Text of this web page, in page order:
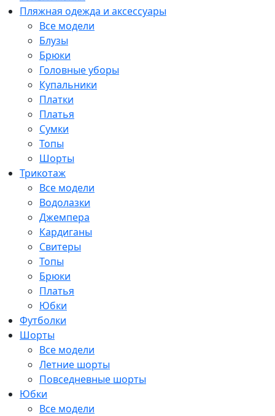
Пляжная одежда и аксессуары
Все модели
Блузы
Брюки
Головные уборы
Купальники
Платки
Платья
Сумки
Топы
Шорты
Трикотаж
Все модели
Водолазки
Джемпера
Кардиганы
Свитеры
Топы
Брюки
Платья
Юбки
Футболки
Шорты
Все модели
Летние шорты
Повседневные шорты
Юбки
Все модели